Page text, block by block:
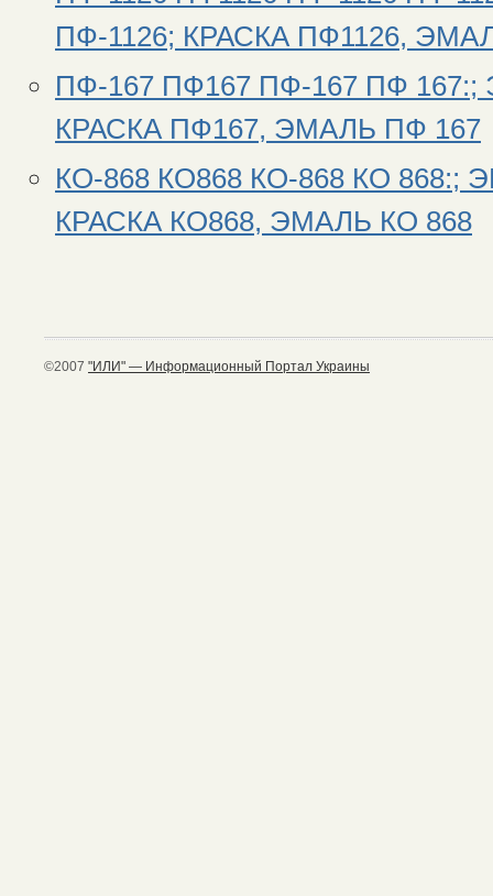
ПФ-1126; КРАСКА ПФ1126,
ПФ-167 ПФ167 ПФ-167 ПФ
КРАСКА ПФ167, ЭМАЛЬ ПФ 167
КО-868 КО868 КО-868 КО
КРАСКА КО868, ЭМАЛЬ КО 868
©2007 "ИЛИ" — Информационный Портал Украины